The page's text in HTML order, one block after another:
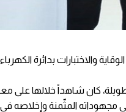
والاختبارات بدائرة
كان شاهداً خلالها على
مجهوداته المثّمنة وإخلاصه